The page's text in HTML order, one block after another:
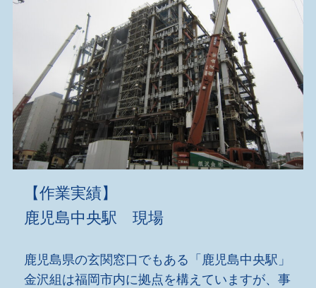
【作業実績】
鹿児島中央駅 現場
鹿児島県の玄関窓口でもある「鹿児島中央駅」
金沢組は福岡市内に拠点を構えていますが、事